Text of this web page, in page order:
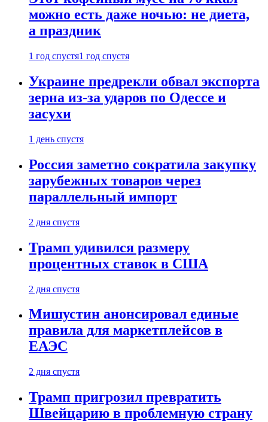
можно есть даже ночью: не диета,
а праздник
1 год спустя1 год спустя
Украине предрекли обвал экспорта
зерна из-за ударов по Одессе и
засухи
1 день спустя
Россия заметно сократила закупку
зарубежных товаров через
параллельный импорт
2 дня спустя
Трамп удивился размеру
процентных ставок в США
2 дня спустя
Мишустин анонсировал единые
правила для маркетплейсов в
ЕАЭС
2 дня спустя
Трамп пригрозил превратить
Швейцарию в проблемную страну